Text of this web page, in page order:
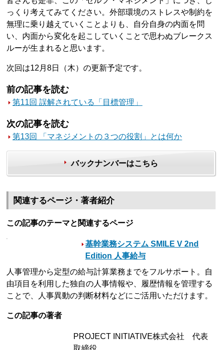
っくり考えてみてください。外部環境のストレスや制約を
無理に乗り越えていくことよりも、自分自身の内面を問
い、内面から変化を起こしていくことで思わぬブレークス
ルーが生まれると思います。
次回は12月8日（木）の更新予定です。
前の記事を読む
第11回 誤解されている「目標管理」
次の記事を読む
第13回 「マネジメントの３つの役割」とは何か
バックナンバーはこちら
関連するページ・著者紹介
この記事のテーマと関連するページ
基幹業務システム SMILE V 2nd
Edition 人事給与
人事管理から定型の給与計算業務までをフルサポート。自
由項目を利用した独自の人事情報や、履歴情報を管理する
ことで、人事異動の判断材料などにご活用いただけます。
この記事の著者
PROJECT INITIATIVE株式会社 代表
取締役